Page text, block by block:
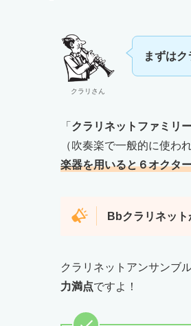
クラリさん
まずは
「 クラリネットファミリ
（吹奏楽で一般的に使わ
楽器を用いると６オクタ
Bbクラリネッ
クラリネットアンサンブ
力満点ですよ！